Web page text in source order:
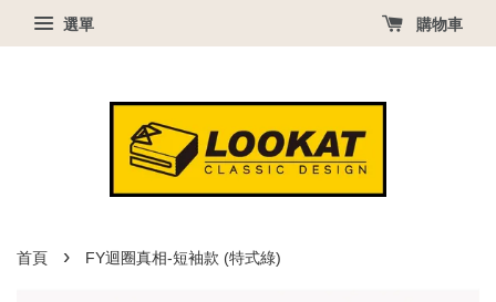
選單 購物車
首頁 › FY迴圈真相-短袖款 (特式綠)